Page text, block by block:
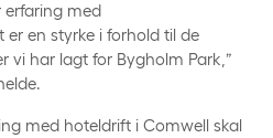
erfaring med
er en styrke i forhold til de
vi har lagt for Bygholm Park,”
med hoteldrift i Comwell skal